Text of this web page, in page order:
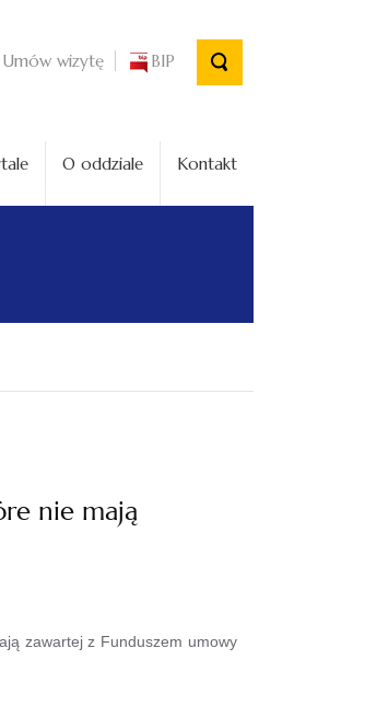
Umów wizytę BIP
O oddziale Kontakt
nie mają
zawartej z Funduszem umowy